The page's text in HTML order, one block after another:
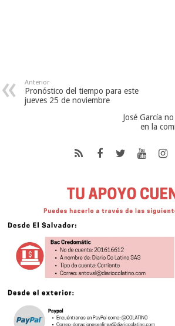
Anterior
Pronóstico del tiempo para este
jueves 25 de noviembre
José García
en la